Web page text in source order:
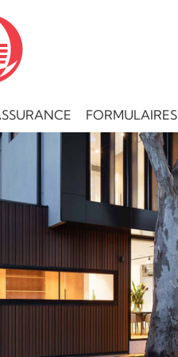
FORMULAIRES